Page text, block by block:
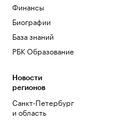
Финансы
Биографии
База знаний
РБК Образование
Новости
регионов
Санкт-Петербург
и область